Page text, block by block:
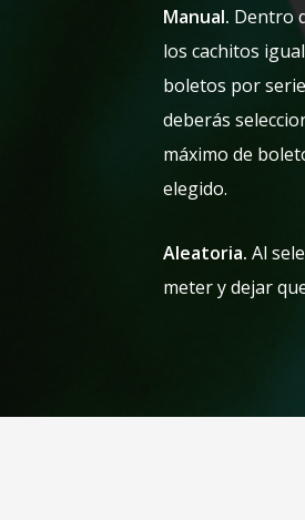
Manual. Dentro
los cachitos
boletos por
deberás
máximo de
elegido.
Aleatoria. Al
meter y dejar